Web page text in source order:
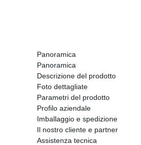
Panoramica
Panoramica
Descrizione del prodotto
Foto dettagliate
Parametri del prodotto
Profilo aziendale
Imballaggio e spedizione
Il nostro cliente e partner
Assistenza tecnica